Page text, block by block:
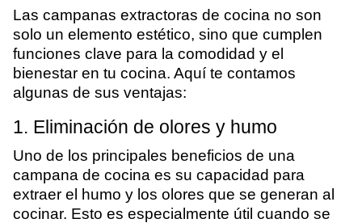
Las campanas extractoras de cocina no son
solo un elemento estético, sino que cumplen
funciones clave para la comodidad y el
bienestar en tu cocina. Aquí te contamos
algunas de sus ventajas:
1. Eliminación de olores y humo
Uno de los principales beneficios de una
campana de cocina es su capacidad para
extraer el humo y los olores que se generan al
cocinar. Esto es especialmente útil cuando se